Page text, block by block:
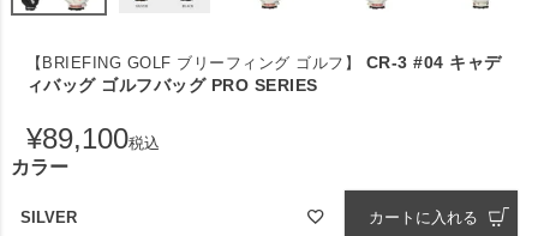
【BRIEFING GOLF ブリーフィング ゴルフ】
CR-3 #04 キャデ
ィバッグ ゴルフバッグ PRO SERIES
¥89,100税込
カラー
SILVER カートに入れる